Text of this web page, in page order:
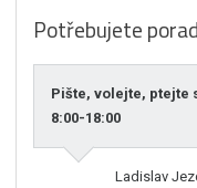
Potřebujete
Pište, volejte, ptejte
8:00-18:00
Ladislav